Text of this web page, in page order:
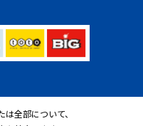
場合は、大変お手数です
願いいたします。
、原則として先着順での
っても、定員に達して
全部について、